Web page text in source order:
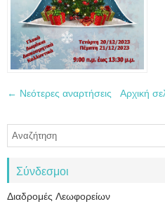
← Νεότερες αναρτήσεις Αρχική
Σύνδεσμοι
Διαδρομές Λεωφορείων